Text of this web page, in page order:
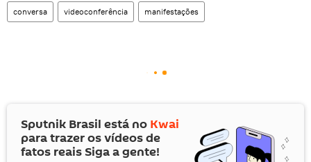
conversa videoconferência manifestações
Sputnik Brasil está no Kwai
para trazer os vídeos de
fatos reais Siga a gente!